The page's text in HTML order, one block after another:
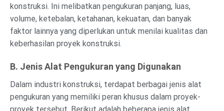
konstruksi. Ini melibatkan pengukuran panjang, luas,
volume, ketebalan, ketahanan, kekuatan, dan banyak
faktor lainnya yang diperlukan untuk menilai kualitas dan
keberhasilan proyek konstruksi.
B. Jenis Alat Pengukuran yang Digunakan
Dalam industri konstruksi, terdapat berbagai jenis alat
pengukuran yang memiliki peran khusus dalam proyek-